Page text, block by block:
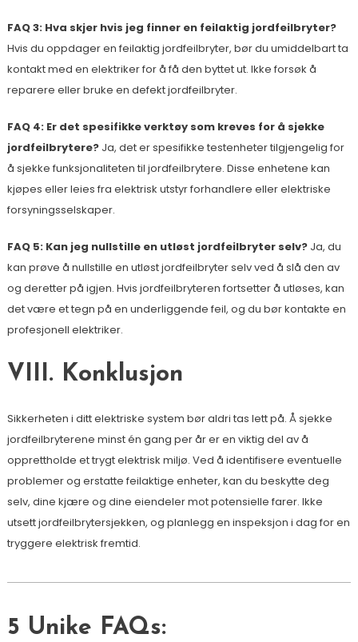
FAQ 3: Hva skjer hvis jeg finner en feilaktig jordfeilbryter?
Hvis du oppdager en feilaktig jordfeilbryter, bør du umiddelbart ta
kontakt med en elektriker for å få den byttet ut. Ikke forsøk å
reparere eller bruke en defekt jordfeilbryter.
FAQ 4: Er det spesifikke verktøy som kreves for å sjekke
jordfeilbrytere?Ja, det er spesifikke testenheter tilgjengelig for
å sjekke funksjonaliteten til jordfeilbrytere. Disse enhetene kan
kjøpes eller leies fra elektrisk utstyr forhandlere eller elektriske
forsyningsselskaper.
FAQ 5: Kan jeg nullstille en utløst jordfeilbryter selv?Ja, du
kan prøve å nullstille en utløst jordfeilbryter selv ved å slå den av
og deretter på igjen. Hvis jordfeilbryteren fortsetter å utløses, kan
det være et tegn på en underliggende feil, og du bør kontakte en
profesjonell elektriker.
VIII. Konklusjon
Sikkerheten i ditt elektriske system bør aldri tas lett på. Å sjekke
jordfeilbryterene minst én gang per år er en viktig del av å
opprettholde et trygt elektrisk miljø. Ved å identifisere eventuelle
problemer og erstatte feilaktige enheter, kan du beskytte deg
selv, dine kjære og dine eiendeler mot potensielle farer. Ikke
utsett jordfeilbrytersjekken, og planlegg en inspeksjon i dag for en
tryggere elektrisk fremtid.
5 Unike FAQs: